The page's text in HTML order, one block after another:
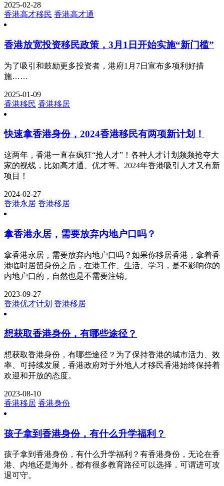
2025-02-28
香港高才移民 香港高才通
香港放宽投资移民政策，3月1日开始实施“新门槛”
为了吸引和鼓励更多投资者，港府1月7日宣布多项利好措
施……
2025-01-09
香港移民 香港移居
快速拿香港身份，2024香港移民有两项新计划！
这两年，香港一直在疯狂“抢人才”！各种人才计划频频抢夺大
家的视线，比如高才通、优才等。2024年香港吸引人才又有新
项目！
2024-02-27
香港永居 香港移居
拿香港永居，需要放弃内地户口吗？
拿香港永居，需要放弃内地户口吗？如果你移居香港，拿着香
港临时居留身份之后，在港工作、生活、学习，是不影响你的
内地户口的，自然也是不需要注销。
2023-09-27
香港优才计划 香港移居
想获取香港身份，有哪些途径？
想获取香港身份，有哪些途径？为了保持香港的城市活力、效
率、可持续发展，香港政府对于外地人才移民香港始终保持着
欢迎和开放的态度。
2023-08-10
香港移居 香港身份
孩子拿到香港身份，有什么升学福利？
孩子拿到香港身份，有什么升学福利？有香港身份，无论在香
港、内地还是海外，都有很多教育路径可以选择，可谓进可攻
退可守。